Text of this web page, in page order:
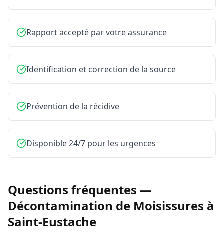
Rapport accepté par votre assurance
Identification et correction de la source
Prévention de la récidive
Disponible 24/7 pour les urgences
Questions fréquentes —
Décontamination de Moisissures à
Saint-Eustache